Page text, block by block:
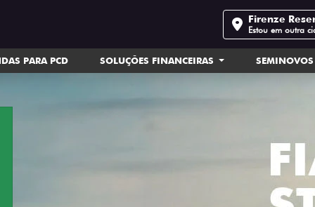
Firenze
Estou em outra
PARA PCD SOLUÇÕES FINANCEIRAS SEMINOVOS